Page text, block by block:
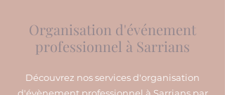
Organisation d'événement
professionnel à Sarrians
Découvrez nos services d'organisation